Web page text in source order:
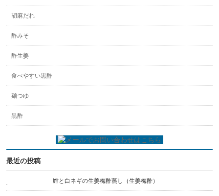
胡麻だれ
酢みそ
酢生姜
食べやすい黒酢
麺つゆ
黒酢
最近の投稿
鱈と白ネギの生姜梅酢蒸し（生姜梅酢）